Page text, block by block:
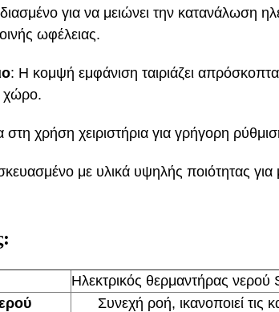
για να μειώνει την κατανάλωση
ωφέλειας.
: Η κομψή εμφάνιση ταιριάζει
χώρο.
χρήση χειριστήρια για γρήγορη
με υλικά υψηλής ποιότητας για
Ηλεκτρικός θερμαντήρας νερού
Συνεχή ροή, ικανοποιεί τις